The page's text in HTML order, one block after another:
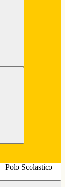
Polo Scolastico